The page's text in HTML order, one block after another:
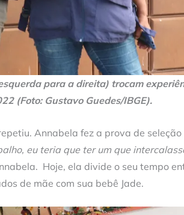
para a direita) trocam
(Foto: Gustavo Guedes/IBGE).
Annabela fez a prova de
eu teria que ter um que
Hoje, ela divide o seu tempo
de mãe com sua bebê Jade.